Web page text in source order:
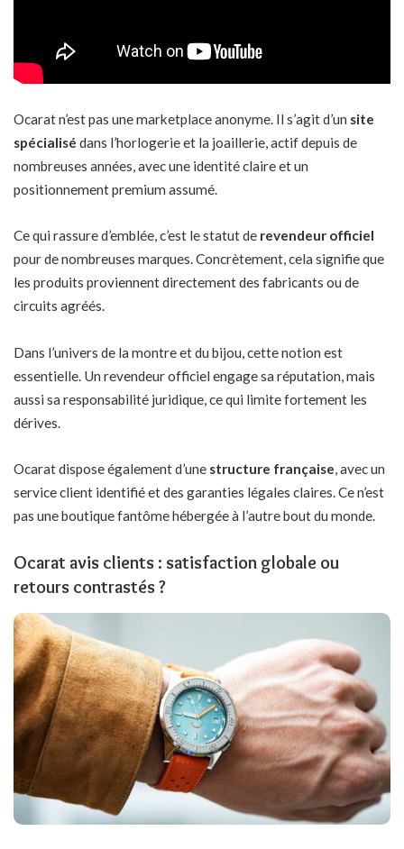
Ocarat n’est pas une marketplace anonyme. Il s’agit d’un site
spécialisé dans l’horlogerie et la joaillerie, actif depuis de
nombreuses années, avec une identité claire et un
positionnement premium assumé.
Ce qui rassure d’emblée, c’est le statut de revendeur officiel
pour de nombreuses marques. Concrètement, cela signifie que
les produits proviennent directement des fabricants ou de
circuits agréés.
Dans l’univers de la montre et du bijou, cette notion est
essentielle. Un revendeur officiel engage sa réputation, mais
aussi sa responsabilité juridique, ce qui limite fortement les
dérives.
Ocarat dispose également d’une structure française, avec un
service client identifié et des garanties légales claires. Ce n’est
pas une boutique fantôme hébergée à l’autre bout du monde.
Ocarat avis clients : satisfaction globale ou
retours contrastés ?